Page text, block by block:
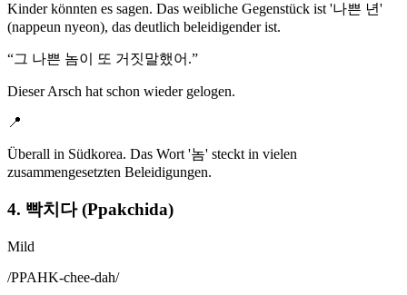
Kinder könnten es sagen. Das weibliche Gegenstück ist '나쁜 년'
(nappeun nyeon), das deutlich beleidigender ist.
“그 나쁜 놈이 또 거짓말했어.”
Dieser Arsch hat schon wieder gelogen.
📍
Überall in Südkorea. Das Wort '놈' steckt in vielen
zusammengesetzten Beleidigungen.
4. 빡치다 (Ppakchida)
Mild
/PPAHK-chee-dah/